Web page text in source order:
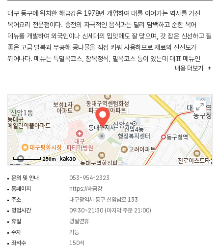
대구 동구에 위치한 해금강은 1978년 개업하여 대를 이어가는 역사를 가진
복어요리 전문점이다. 종전의 자극적인 음식과는 달리 담백하고 순한 복어
메뉴를 개발하여 외국인이나 신세대의 입맛에도 잘 맞으며, 갓 잡은 신선하고 질
좋은 고급 밀복과 무공해 콩나물을 직접 키워 사용하므로 재료의 신선도가
뛰어나다. 메뉴는 특밀복코스, 참복정식, 밀복코스 등이 있는데 대표 메뉴인
참복정식은 복어껍질무침, 황복튀김, 참복매운탕 또는 지리로 구성되어 있다.
내용 더보기
250m
문의 및 안내
053-954-2323
홈페이지
https://해금강
주소
대구광역시 동구 신암남로 133
영업시간
09:30~21:30 (마지막 주문 21:00)
휴일
명절연휴
주차
가능
좌석수
150석